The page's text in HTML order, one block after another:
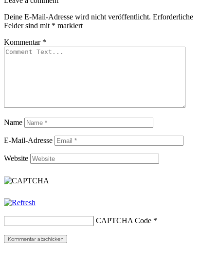
Deine E-Mail-Adresse wird nicht veröffentlicht. Erforderliche
Felder sind mit * markiert
Kommentar *
Name
E-Mail-Adresse
Website
CAPTCHA Code *